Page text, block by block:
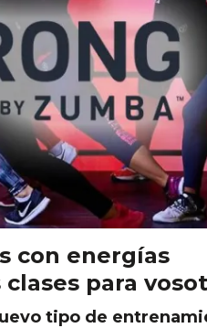
con energías
para
tipo de